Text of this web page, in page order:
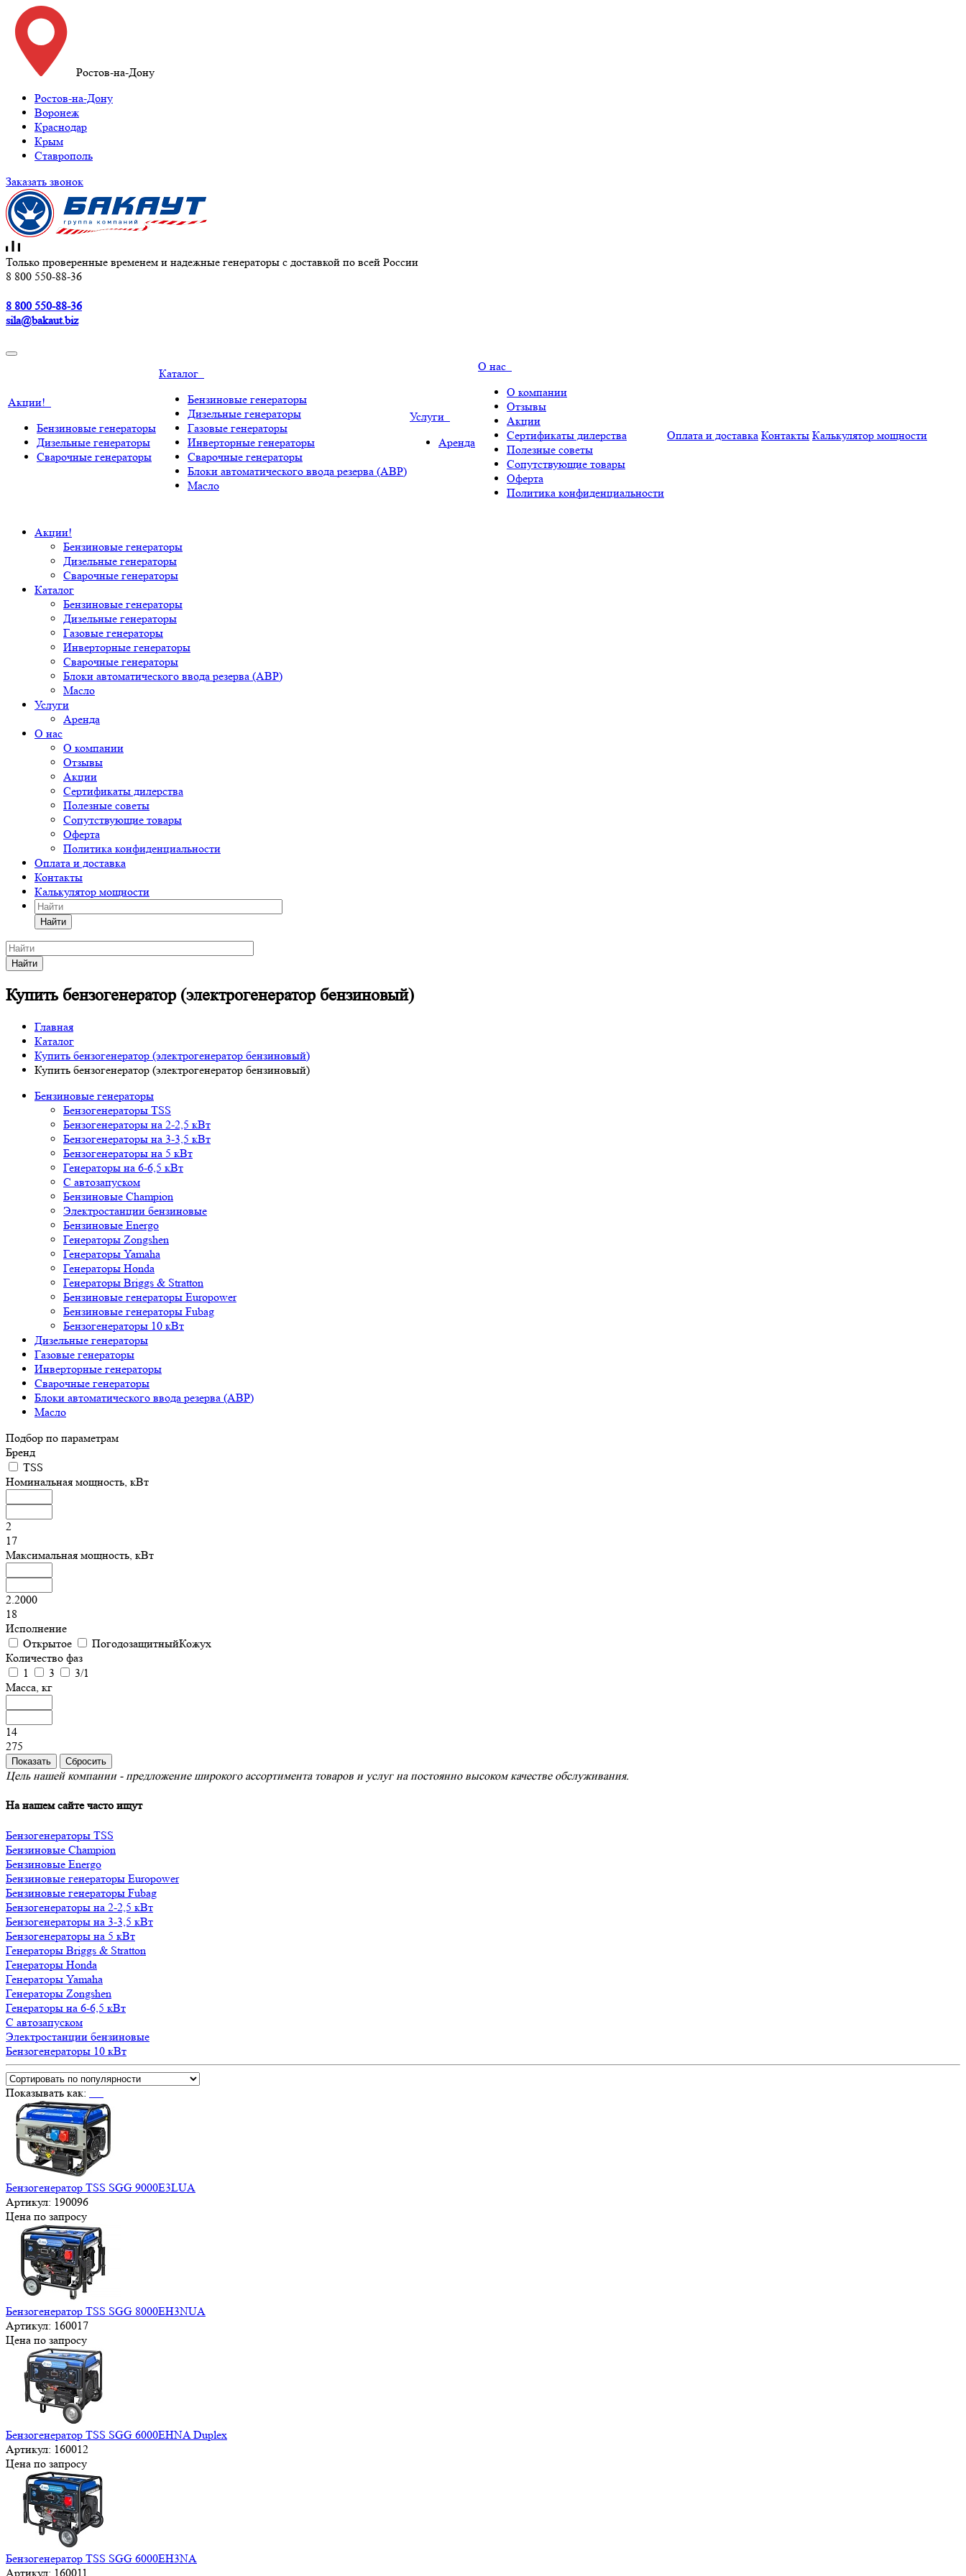
Ростов-на-Дону
Ростов-на-Дону
Воронеж
Краснодар
Крым
Ставрополь
Заказать звонок
Только проверенные временем и надежные генераторы с доставкой по всей России
8 800 550-88-36
8 800 550-88-36
sila@bakaut.biz
Акции!
Бензиновые генераторы
Дизельные генераторы
Сварочные генераторы
Каталог
Бензиновые генераторы
Дизельные генераторы
Газовые генераторы
Инверторные генераторы
Сварочные генераторы
Блоки автоматического ввода резерва (АВР)
Масло
Услуги
Аренда
О нас
О компании
Отзывы
Акции
Сертификаты дилерства
Полезные советы
Сопутствующие товары
Оферта
Политика конфиденциальности
Оплата и доставка Контакты Калькулятор мощности
Акции!
Бензиновые генераторы
Дизельные генераторы
Сварочные генераторы
Каталог
Бензиновые генераторы
Дизельные генераторы
Газовые генераторы
Инверторные генераторы
Сварочные генераторы
Блоки автоматического ввода резерва (АВР)
Масло
Услуги
Аренда
О нас
О компании
Отзывы
Акции
Сертификаты дилерства
Полезные советы
Сопутствующие товары
Оферта
Политика конфиденциальности
Оплата и доставка
Контакты
Калькулятор мощности
Найти
Найти
Купить бензогенератор (электрогенератор бензиновый)
Главная
Каталог
Купить бензогенератор (электрогенератор бензиновый)
Купить бензогенератор (электрогенератор бензиновый)
Бензиновые генераторы
Бензогенераторы TSS
Бензогенераторы на 2-2,5 кВт
Бензогенераторы на 3-3,5 кВт
Бензогенераторы на 5 кВт
Генераторы на 6-6,5 кВт
С автозапуском
Бензиновые Champion
Электростанции бензиновые
Бензиновые Energo
Генераторы Zongshen
Генераторы Yamaha
Генераторы Honda
Генераторы Briggs & Stratton
Бензиновые генераторы Europower
Бензиновые генераторы Fubag
Бензогенераторы 10 кВт
Дизельные генераторы
Газовые генераторы
Инверторные генераторы
Сварочные генераторы
Блоки автоматического ввода резерва (АВР)
Масло
Подбор по параметрам
Бренд
TSS
Номинальная мощность, кВт
2
17
Максимальная мощность, кВт
2.2000
18
Исполнение
Открытое
ПогодозащитныйКожух
Количество фаз
1
3
3/1
Масса, кг
14
275
Цель нашей компании - предложение широкого ассортимента товаров и услуг на постоянно высоком качестве обслуживания.
На нашем сайте часто ищут
Бензогенераторы TSS
Бензиновые Champion
Бензиновые Energo
Бензиновые генераторы Europower
Бензиновые генераторы Fubag
Бензогенераторы на 2-2,5 кВт
Бензогенераторы на 3-3,5 кВт
Бензогенераторы на 5 кВт
Генераторы Briggs & Stratton
Генераторы Honda
Генераторы Yamaha
Генераторы Zongshen
Генераторы на 6-6,5 кВт
С автозапуском
Электростанции бензиновые
Бензогенераторы 10 кВт
Показывать как:
Бензогенератор TSS SGG 9000E3LUA
Артикул: 190096
Цена по запросу
Бензогенератор TSS SGG 8000EH3NUA
Артикул: 160017
Цена по запросу
Бензогенератор TSS SGG 6000EHNA Duplex
Артикул: 160012
Цена по запросу
Бензогенератор TSS SGG 6000EH3NA
Артикул: 160011